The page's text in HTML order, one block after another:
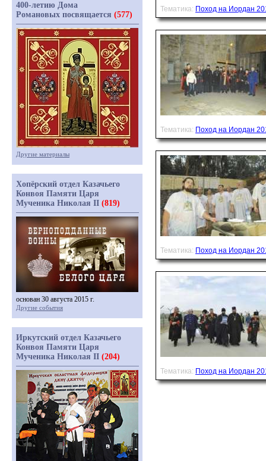
Тематика: Поход на Иордан
Тематика: Поход на Иордан
Тематика: Поход на Иордан
Тематика: Поход на Иордан
400-летию Дома
Романовых посвящается (577)
Другие материалы
Хопёрский отдел Казачьего
Конвоя Памяти Царя
Мученика Николая II (819)
основан 30 августа 2015 г.
Другие события
Иркутский отдел Казачьего
Конвоя Памяти Царя
Мученика Николая II (204)